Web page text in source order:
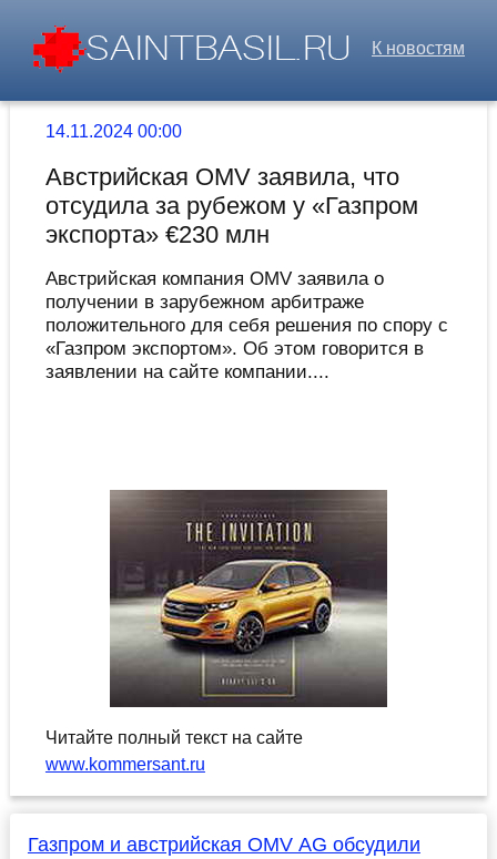
К новостям
14.11.2024 00:00
Австрийская OMV заявила, что
отсудила за рубежом у «Газпром
экспорта» €230 млн
Австрийская компания OMV заявила о
получении в зарубежном арбитраже
положительного для себя решения по спору с
«Газпром экспортом». Об этом говорится в
заявлении на сайте компании....
Читайте полный текст на сайте
www.kommersant.ru
Газпром и австрийская OMV AG обсудили